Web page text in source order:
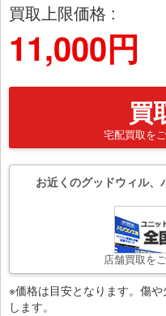
買取上限価格 :
11,000円
買
宅配買取を
お近くのグッドウィル、
店舗買取を
※価格は目安となります。傷
します。